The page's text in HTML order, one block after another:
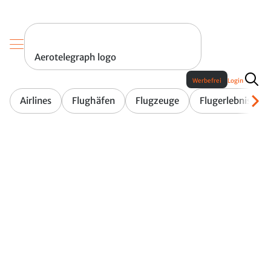
Aerotelegraph logo
Airlines Flughäfen Flugzeuge Flugerlebnis
Werbefrei Login